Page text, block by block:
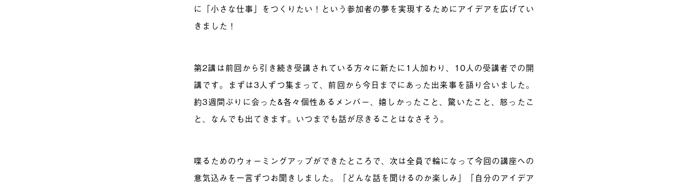
に「小さな仕事」をつくりたい！という参加者の夢を実現するためにアイデアを広げてい
きました！
第2講は前回から引き続き受講されている方々に新たに1人加わり、10人の受講者での開
講です。まずは3人ずつ集まって、前回から今日までにあった出来事を語り合いました。
約3週間ぶりに会った&各々個性あるメンバー、嬉しかったこと、驚いたこと、怒ったこ
と、なんでも出てきます。いつまでも話が尽きることはなさそう。
喋るためのウォーミングアップができたところで、次は全員で輪になって今回の講座への
意気込みを一言ずつお聞きしました。「どんな話を聞けるのか楽しみ」「自分のアイデア